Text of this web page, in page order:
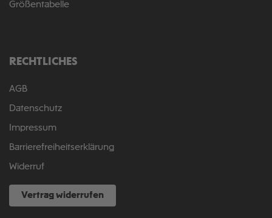
Größentabelle
RECHTLICHES
AGB
Datenschutz
Impressum
Barrierefreiheitserklärung
Widerruf
Vertrag widerrufen